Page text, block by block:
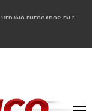
ENFOCADOS EN
DE GUADALUPE APOYO A
EN LA ZACATECANA
MÁS DE 3 MIL EMPLEOS
DIRECTO A GUADALUPE: